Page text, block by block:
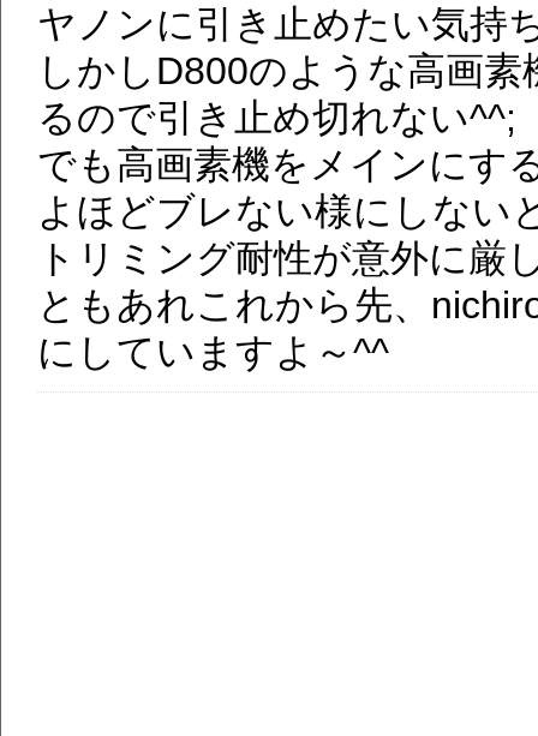
ヤノンに引き止めたい気持
しかしD800のような高画
るので引き止め切れない^^;
でも高画素機をメインにす
よほどブレない様にしない
トリミング耐性が意外に厳
ともあれこれから先、
にしていますよ～^^